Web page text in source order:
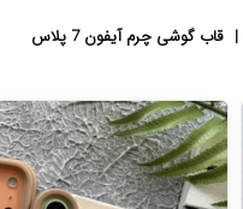
| قاب گوشی چرم آیفون 7 پلاس